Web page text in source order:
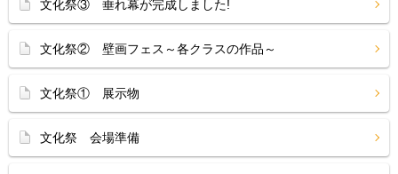
文化祭③ 垂れ幕が完成しました!
文化祭② 壁画フェス～各クラスの作品～
文化祭① 展示物
文化祭 会場準備